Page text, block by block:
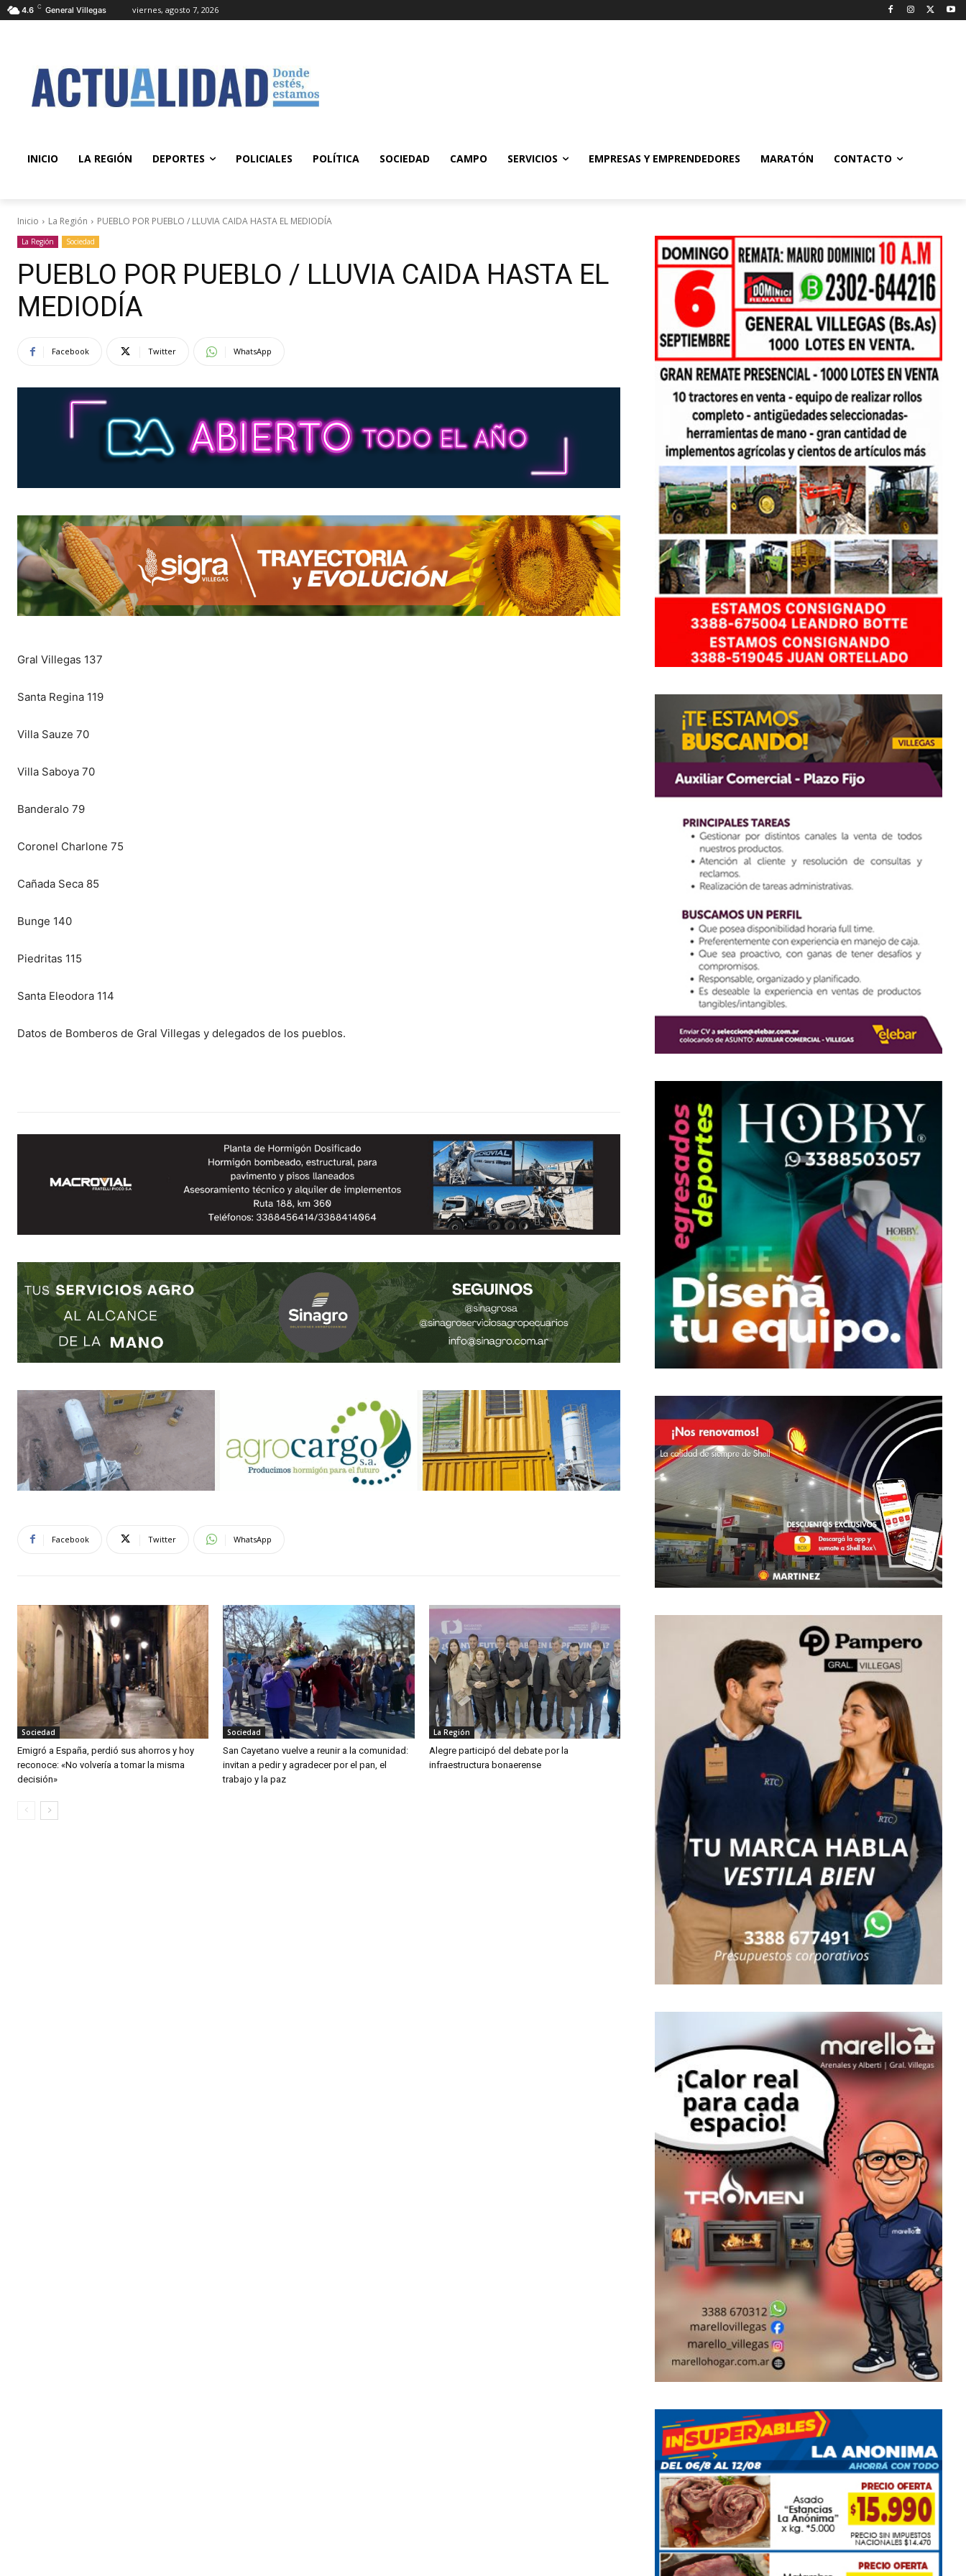
4.6 C General Villegas viernes, agosto 7, 2026
INICIO LA REGIÓN DEPORTES POLICIALES POLÍTICA SOCIEDAD CAMPO SERVICIOS EMPRESAS Y EMPRENDEDORES MARATÓN CONTACTO
Inicio La Región PUEBLO POR PUEBLO / LLUVIA CAIDA HASTA EL MEDIODÍA
La Región Sociedad
PUEBLO POR PUEBLO / LLUVIA CAIDA HASTA EL
MEDIODÍA
Facebook Twitter WhatsApp
Gral Villegas 137
Santa Regina 119
Villa Sauze 70
Villa Saboya 70
Banderalo 79
Coronel Charlone 75
Cañada Seca 85
Bunge 140
Piedritas 115
Santa Eleodora 114
Datos de Bomberos de Gral Villegas y delegados de los pueblos.
Facebook Twitter WhatsApp
Sociedad
Emigró a España, perdió sus ahorros y hoy
reconoce: «No volvería a tomar la misma
decisión»
Sociedad
San Cayetano vuelve a reunir a la comunidad:
invitan a pedir y agradecer por el pan, el
trabajo y la paz
La Región
Alegre participó del debate por la
infraestructura bonaerense